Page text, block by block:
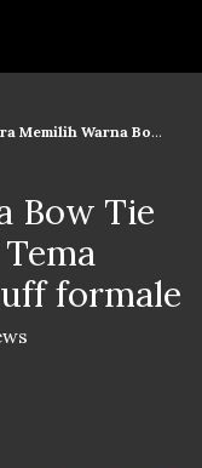
Warna Bow Tie yang Cocok dengan Tema Wedding | houseofcuff formale
Bow Tie
formale